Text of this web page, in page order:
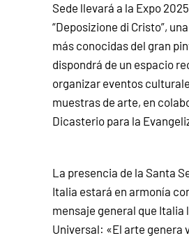
Sede llevará a la Expo
“Deposizione di Cristo”,
más conocidas del gran
dispondrá de un espacio
organizar eventos
muestras de arte, en
Dicasterio para la
La presencia de la Santa
Italia estará en armonía
mensaje general que Italia
Universal: «El arte genera